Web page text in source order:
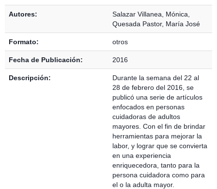
Autores: Salazar Villanea, Mónica
Quesada Pastor, María José
Formato: otros
Fecha de Publicación: 2016
Descripción:
Durante la semana del 22 al
28 de febrero del 2016, se
publicó una serie de artículos
enfocados en personas
cuidadoras de adultos
mayores. Con el fin de brindar
herramientas para mejorar la
labor, y lograr que se convierta
en una experiencia
enriquecedora, tanto para la
persona cuidadora como para
el o la adulta mayor.